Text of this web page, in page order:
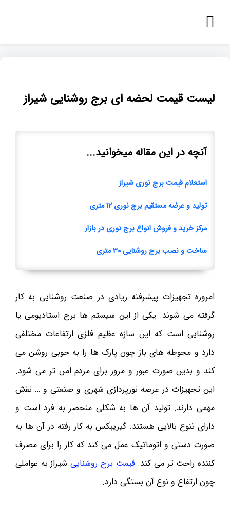
لیست قیمت لحضه ای برج روشنایی شیراز
آنچه در این مقاله میخوانید...
استعلام قیمت برج نوری شیراز
تولید و عرضه مستقیم برج نوری ۱۲ متری
مرکز خرید و فروش انواع برج نوری در بازار
ساخت و نصب برج روشنایی ۳۰ متری
امروزه تجهیزات پیشرفته زیادی در صنعت روشنایی به کار
گرفته می شوند. یکی از این سیستم ها برج استادیومی یا
روشنایی است که این سازه عظیم فلزی ارتفاعات مختلفی
دارد و محوطه های باز چون پارک ها را به خوبی روشن می
کند و بدین صورت عبور و مرور برای مردم امن تر می شود.
این تجهیزات در عرصه نورپردازی شهری و صنعتی و … نقش
مهمی دارند. تولید آن ها به شکلی منحصر به فرد است و
دارای تنوع بالایی هستند. گیریبکس به کار رفته در آن ها به
صورت دستی و اتوماتیک عمل می کند که کار را برای مصرف
کننده راحت تر می کند.قیمت برج روشناییشیراز به عواملی
چون ارتفاع و نوع آن بستگی دارد.